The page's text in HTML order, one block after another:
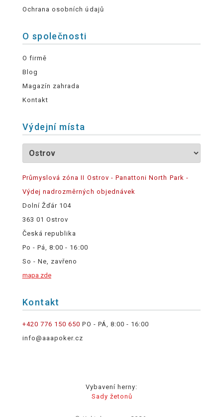
Ochrana osobních údajů
O společnosti
O firmě
Blog
Magazín zahrada
Kontakt
Výdejní místa
Průmyslová zóna II Ostrov - Panattoni North Park -
Výdej nadrozměrných objednávek
Dolní Žďár 104
363 01 Ostrov
Česká republika
Po - Pá, 8:00 - 16:00
So - Ne, zavřeno
mapa zde
Kontakt
+420 776 150 650 PO - PÁ, 8:00 - 16:00
info@aaapoker.cz
Vybavení herny:
Sady žetonů